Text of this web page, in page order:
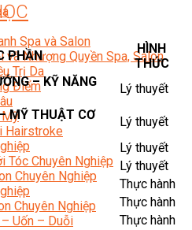
Spa và Salon
và Nhượng Quyền Spa, Salon
Trị Da
Điểm
Mỹ
Hairstroke
Tóc Chuyên Nghiệp
Chuyên Nghiệp
Chuyên Nghiệp
Uốn – Duỗi
PHẦN
HÌNH
THỨC
– KỸ NĂNG
Lý thuyết
MỸ THUẬT CƠ
Lý thuyết
Lý thuyết
Lý thuyết
Thực hành
Thực hành
Thực hành